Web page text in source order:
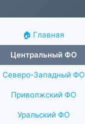
🏠 Главная
Центральный ФО
Северо-Западный ФО
Приволжский ФО
Уральский ФО